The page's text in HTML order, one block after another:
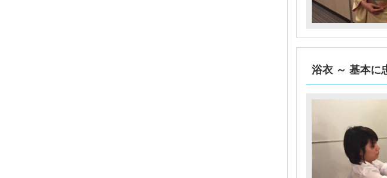
浴衣 ～ 基本に